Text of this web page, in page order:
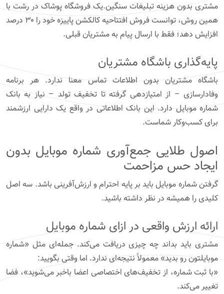
مشتری بدون هزینه تبلیغات سنگین.یک فروشگاه پوشاک در رشت با
همین روش، توانست فروش افتتاحیه کالکشن پاییزه خود را ۳۰ درصد
افزایش دهد؛ فقط با ارسال پیام به مشتریان قبلی.
پایه‌گذاری باشگاه مشتریان
باشگاه مشتریان بدون اطلاعات تماس معنا ندارد. هر برنامه
وفادارسازی – از امتیازدهی گرفته تا تخفیف تولد – نیاز به بانک
شماره موبایل دارد. این بانک اطلاعاتی در واقع یک دارایی ارزشمند
برای کسب‌وکار شماست.
اصول طلایی جمع‌آوری شماره موبایل بدون
ایجاد حس مزاحمت
گرفتن شماره موبایل باید بر پایه احترام و ارزش‌آفرینی باشد. سه اصل
کلیدی را همیشه در نظر داشته باشید.
ارائه ارزش واقعی در ازای شماره موبایل
مشتری باید بداند چه چیزی دریافت می‌کند. جمله‌ای مثل «شماره
موبایلتون رو بدید» معمولاً نتیجه‌ای ندارد. اما وقتی بگویید:
«با ثبت شماره، از تخفیف‌های اختصاصی اعضا باخبر می‌شوید»، فضا
تغییر می‌کند.